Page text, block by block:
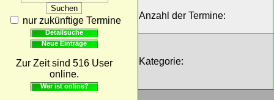
nur zukünftige Termine
Detailsuche
Neue Einträge
Zur Zeit sind 516 User
online.
Wer ist online?
Anzahl der Termine:
Kategorie: